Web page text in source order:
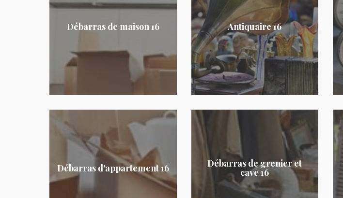
Débarras de maison 16 Antiquaire 16
Débarras d'appartement 16 Débarras de grenier et
cave 16